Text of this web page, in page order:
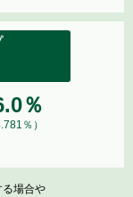
％
％）
る場合や